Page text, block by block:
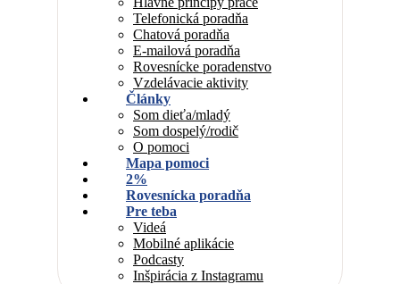
Telefonická poradňa
Chatová poradňa
E-mailová poradňa
Rovesnícke poradenstvo
Vzdelávacie aktivity
Články
Som dieťa/mladý
Som dospelý/rodič
O pomoci
Mapa pomoci
2%
Rovesnícka poradňa
Pre teba
Videá
Mobilné aplikácie
Podcasty
Inšpirácia z Instagramu